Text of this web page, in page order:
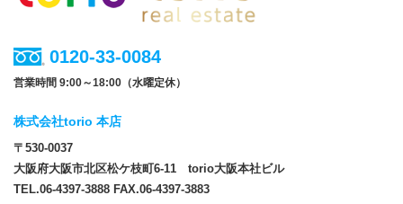
0120-33-0084
営業時間 9:00～18:00（水曜定休）
株式会社torio 本店
〒530-0037
大阪府大阪市北区松ケ枝町6-11 torio大阪本社ビル
TEL.06-4397-3888 FAX.06-4397-3883